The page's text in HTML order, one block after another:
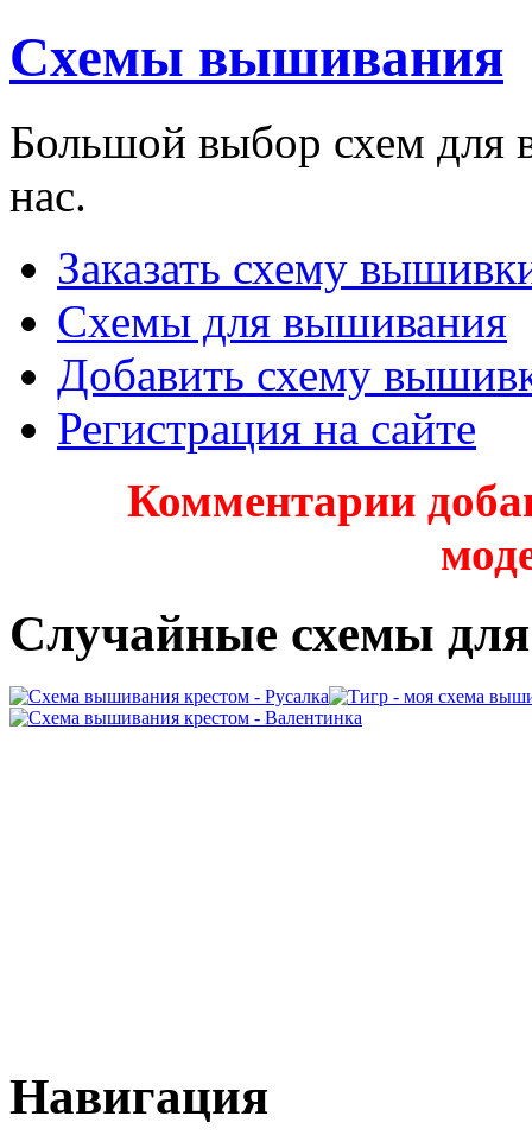
Схемы вышивания
Большой выбор схем для
нас.
Заказать схему
Схемы для вышивания
Добавить схему
Регистрация на сайте
Комментарии
Случайные схемы
Навигация